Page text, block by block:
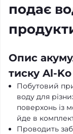
подає
Опис
тиску Al-
Побутовий
воду для
поверхонь із
йде в
Проводить